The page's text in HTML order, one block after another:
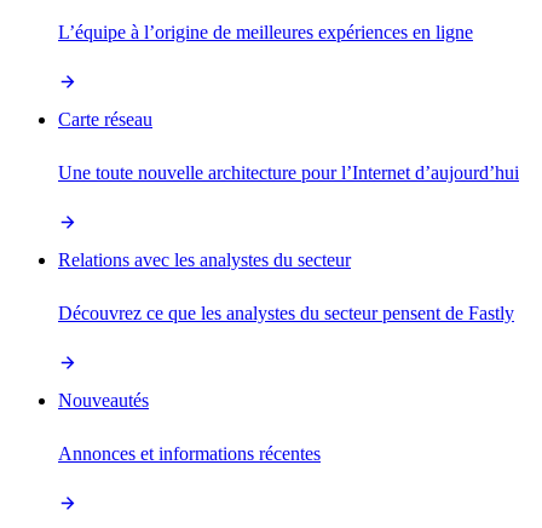
L’équipe à l’origine de meilleures expériences en ligne
Carte réseau
Une toute nouvelle architecture pour l’Internet d’aujourd’hui
Relations avec les analystes du secteur
Découvrez ce que les analystes du secteur pensent de Fastly
Nouveautés
Annonces et informations récentes